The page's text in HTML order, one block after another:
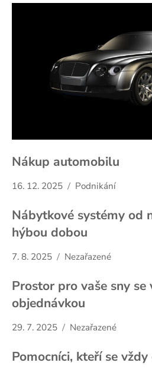
Nákup automobilu
16. 12. 2025 Podnikání
Nábytkové systémy od
hýbou dobou
7. 8. 2025 Nezařazené
Prostor pro vaše sny
objednávkou
29. 7. 2025 Nezařazené
Pomocníci, kteří se vždy